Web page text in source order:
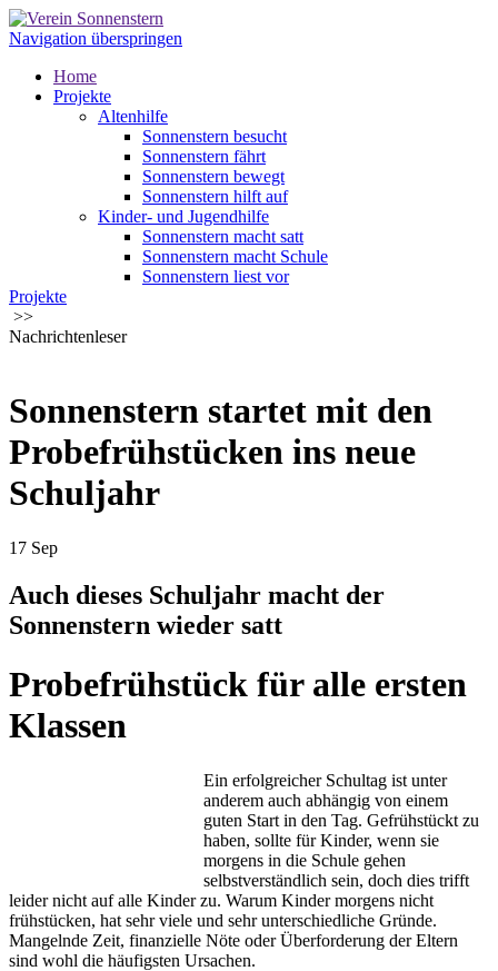
Navigation überspringen
Home
Projekte
Altenhilfe
Sonnenstern besucht
Sonnenstern fährt
Sonnenstern bewegt
Sonnenstern hilft auf
Kinder- und Jugendhilfe
Sonnenstern macht satt
Sonnenstern macht Schule
Sonnenstern liest vor
Über uns
Spenden
Dauerhaft spenden
Benefiz, Anlassspenden, Veranstaltungen
Kontakt
Projekte
>>
Nachrichtenleser
Sonnenstern startet mit den
Probefrühstücken ins neue
Schuljahr
17 Sep
Auch dieses Schuljahr macht der
Sonnenstern wieder satt
Probefrühstück für alle ersten
Klassen
Ein erfolgreicher Schultag ist unter
anderem auch abhängig von einem
guten Start in den Tag. Gefrühstückt zu
haben, sollte für Kinder, wenn sie
morgens in die Schule gehen
selbstverständlich sein, doch dies trifft
leider nicht auf alle Kinder zu. Warum Kinder morgens nicht
frühstücken, hat sehr viele und sehr unterschiedliche Gründe.
Mangelnde Zeit, finanzielle Nöte oder Überforderung der Eltern
sind wohl die häufigsten Ursachen.